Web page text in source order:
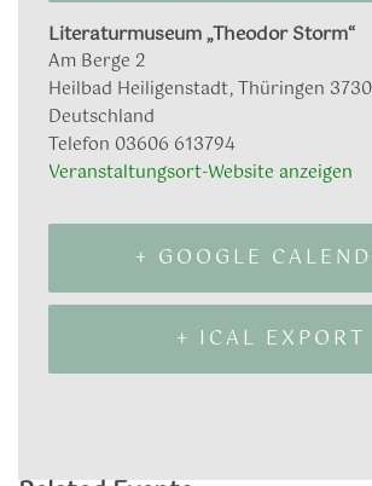
Literaturmuseum „Theodor Storm“
Am Berge 2
Heilbad Heiligenstadt,Thüringen
Deutschland
Telefon 03606 613794
Veranstaltungsort-Website anzeigen
+ GOOGLE
+ ICAL EXPORT